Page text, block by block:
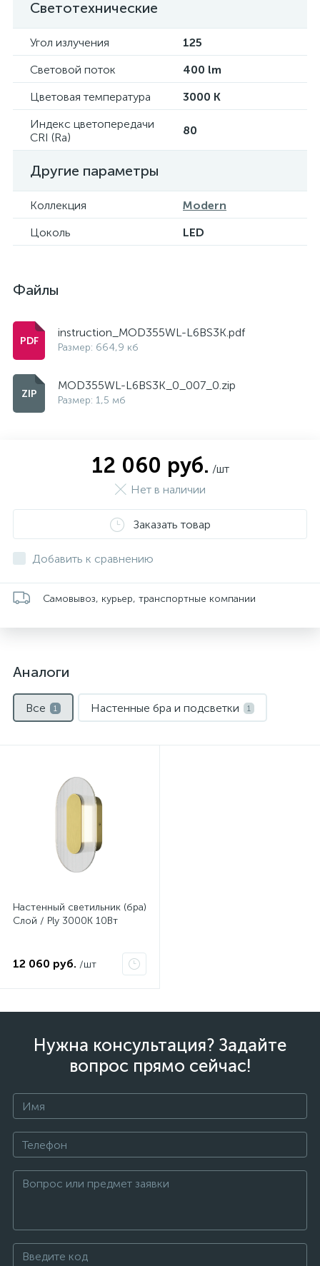
Светотехнические
Угол излучения
125
Световой поток
400 lm
Цветовая температура
3000 K
Индекс цветопередачи
CRI (Ra)
80
Другие параметры
Коллекция
Modern
Цоколь
LED
Файлы
instruction_MOD355WL-L6BS3K.pdf
Размер: 664,9 кб
MOD355WL-L6BS3K_0_007_0.zip
Размер: 1,5 мб
12 060 руб. /шт
Нет в наличии
Заказать товар
Добавить к сравнению
Самовывоз, курьер, транспортные компании
Аналоги
Все 1 Настенные бра и подсветки 1
Настенный светильник (бра)
Слой / Ply 3000К 10Вт
12 060 руб. /шт
Нужна консультация? Задайте
вопрос прямо сейчас!